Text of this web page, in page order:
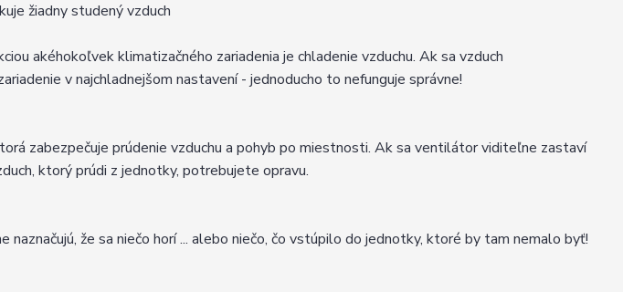
žiadny studený vzduch
akéhokoľvek klimatizačného zariadenia je chladenie vzduchu. Ak sa vzduch
v najchladnejšom nastavení - jednoducho to nefunguje správne!
zabezpečuje prúdenie vzduchu a pohyb po miestnosti. Ak sa ventilátor viditeľne zastaví
ktorý prúdi z jednotky, potrebujete opravu.
naznačujú, že sa niečo horí ... alebo niečo, čo vstúpilo do jednotky, ktoré by tam nemalo byť!